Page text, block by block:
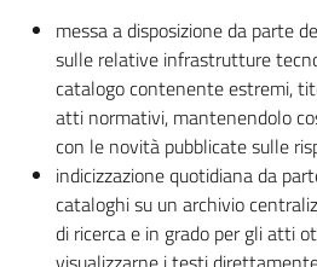
messa a disposizione da parte
sulle relative infrastrutture
catalogo contenente estremi,
atti normativi, mantenendolo
con le novità pubblicate sulle
indicizzazione quotidiana da
cataloghi su un archivio
di ricerca e in grado per gli atti